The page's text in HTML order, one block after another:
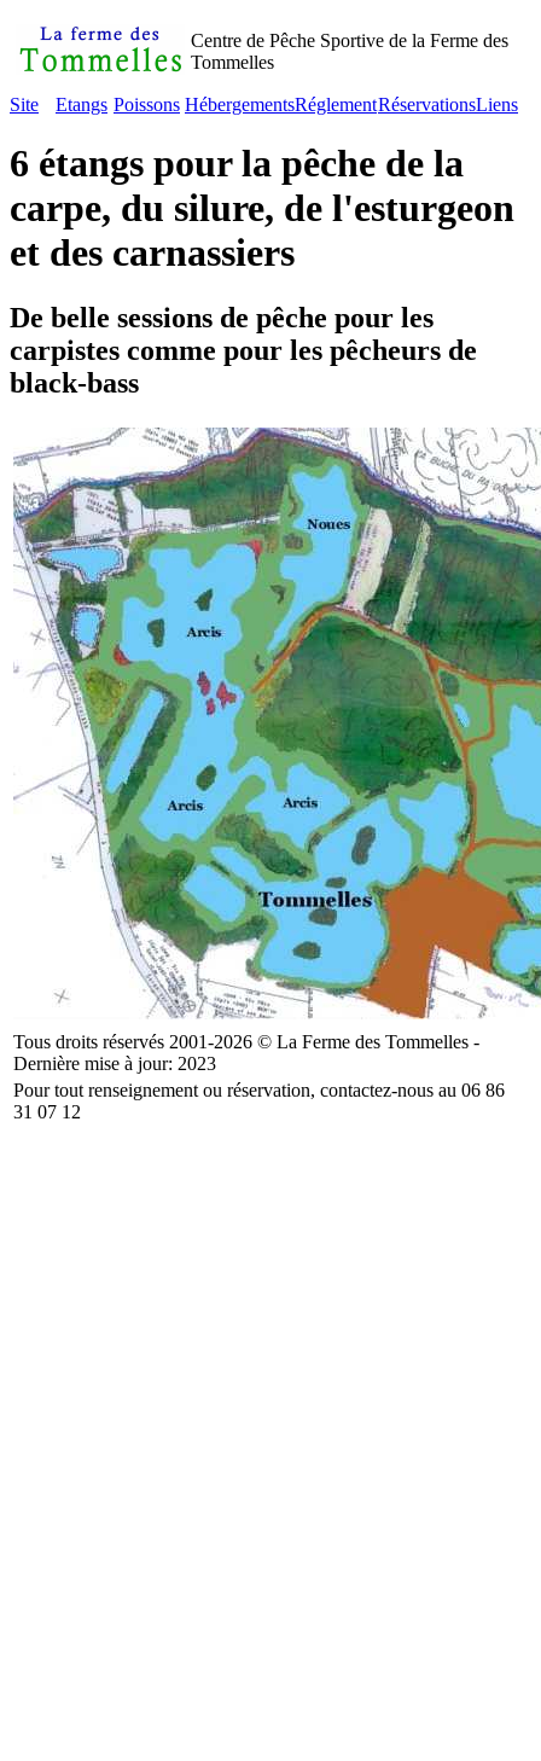
Centre de Pêche Sportive de la Ferme des
Tommelles
Site Etangs Poissons HébergementsRéglementRéservationsLiens
6 étangs pour la pêche de la
carpe, du silure, de l'esturgeon
et des carnassiers
De belle sessions de pêche pour les
carpistes comme pour les pêcheurs de
black-bass
Tous droits réservés 2001-2026 © La Ferme des Tommelles -
Dernière mise à jour: 2023
Pour tout renseignement ou réservation, contactez-nous au 06 86
31 07 12